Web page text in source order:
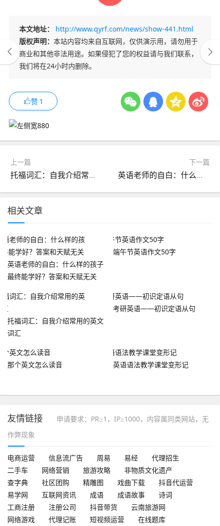
本文地址：
http://www.qyrf.com/news/show-441.html
版权声明： 本站内容均来自互联网，仅供演示用，请勿用于
商业和其他非法用途。如果侵犯了您的权益请与我们联系，
我们将在24小时内删除。
赞 1
上一篇
托福词汇：自我介绍常用的英文词汇
下一篇
英语老师的自白：什么样的孩子最终能学好？答案和天赋无关
相关文章
英语老师的自白：什么样的孩子
最终能学好？答案和天赋无关
端午节英语作文50字
托福词汇：自我介绍常用的英文
词汇
考研英语——初识定语从句
那个英文怎么读音 英语语法教学课堂变形记
友情链接
申请要求：PR≥1，IP≥1000，内容属同类网站，无
作弊现象
电商运营 信息流广告 周易 易经
代理招生
二手车
网络营销 旅游攻略
非物质文化遗产
查字典
社区团购 精雕图 戏曲下载
抖音代运营
易学网
互联网资讯 成语 成语故事
诗词
工商注册
注册公司 抖音带货
云南旅游网
网络游戏
代理记账 短视频运营
在线题库